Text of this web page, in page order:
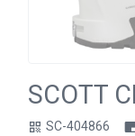
SCOTT
qr_code SC-404866